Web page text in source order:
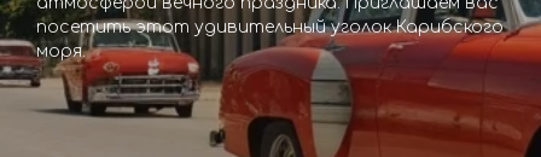
посетить этот удивительный уголок Карибского
моря.